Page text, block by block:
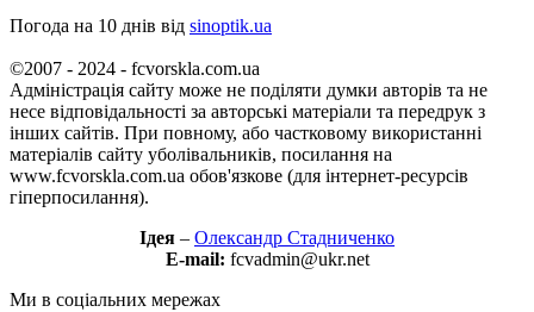
Погода на 10 днів від sinoptik.ua
©2007 - 2024 - fcvorskla.com.ua
Адміністрація сайту може не поділяти думки авторів та не
несе відповідальності за авторські матеріали та передрук з
інших сайтів. При повному, або частковому використанні
матеріалів сайту уболівальників, посилання на
www.fcvorskla.com.ua обов'язкове (для інтернет-ресурсів
гіперпосилання).
Ідея – Олександр Стадниченко
E-mail: fcvadmin@ukr.net
Ми в соціальних мережах